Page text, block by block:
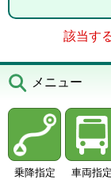
該当す
メニュー
乗降指定 車両指定